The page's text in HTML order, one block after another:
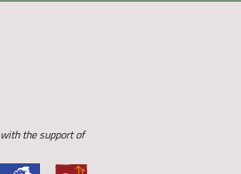
with the support of